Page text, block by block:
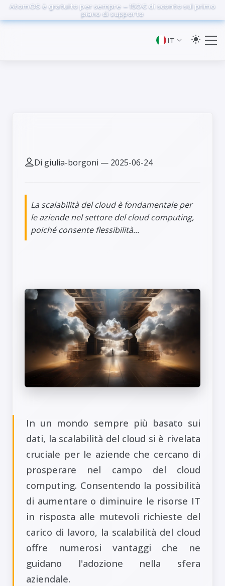
to
AtomOS è gratuito per sempre — 150€ di sconto sul primo
piano di supporto
IT
Di giulia-borgoni — 2025-06-24
La scalabilità del cloud è fondamentale per
le aziende nel settore del cloud computing,
poiché consente flessibilità...
In un mondo sempre più basato sui
dati, la scalabilità del cloud si è rivelata
cruciale per le aziende che cercano di
prosperare nel campo del cloud
computing. Consentendo la possibilità
di aumentare o diminuire le risorse IT
in risposta alle mutevoli richieste del
carico di lavoro, la scalabilità del cloud
offre numerosi vantaggi che ne
guidano l'adozione nella sfera
aziendale.